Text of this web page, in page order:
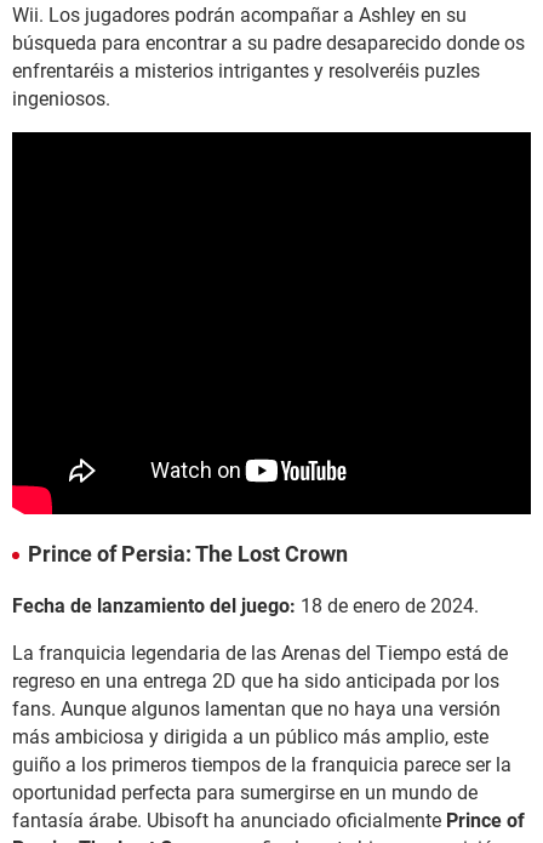
Wii. Los jugadores podrán acompañar a Ashley en su
búsqueda para encontrar a su padre desaparecido donde os
enfrentaréis a misterios intrigantes y resolveréis puzles
ingeniosos.
Prince of Persia: The Lost Crown
Fecha de lanzamiento del juego: 18 de enero de 2024.
La franquicia legendaria de las Arenas del Tiempo está de
regreso en una entrega 2D que ha sido anticipada por los
fans. Aunque algunos lamentan que no haya una versión
más ambiciosa y dirigida a un público más amplio, este
guiño a los primeros tiempos de la franquicia parece ser la
oportunidad perfecta para sumergirse en un mundo de
fantasía árabe. Ubisoft ha anunciado oficialmente Prince of